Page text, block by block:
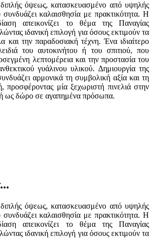
όψεως, κατασκευασμένο από υψηλής
συνδυάζει καλαισθησία με πρακτικότητα. Η
απεικονίζει το θέμα της Παναγίας
ιδανική επιλογή για όσους εκτιμούν τα
και την παραδοσιακή τέχνη. Ένα ιδιαίτερο
του αυτοκινήτου ή του σπιτιού, που
λεπτομέρεια και την προστασία του
γυάλινου υλικού. Δημιουργία της
αρμονικά τη συμβολική αξία και τη
προσφέροντας μία ξεχωριστή πινελιά στην
ή ως δώρο σε αγαπημένα πρόσωπα.
όψεως, κατασκευασμένο από υψηλής
συνδυάζει καλαισθησία με πρακτικότητα. Η
απεικονίζει το θέμα της Παναγίας
ιδανική επιλογή για όσους εκτιμούν τα